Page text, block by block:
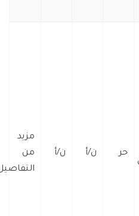
حر ن/أ ن/أ
مزيد
من